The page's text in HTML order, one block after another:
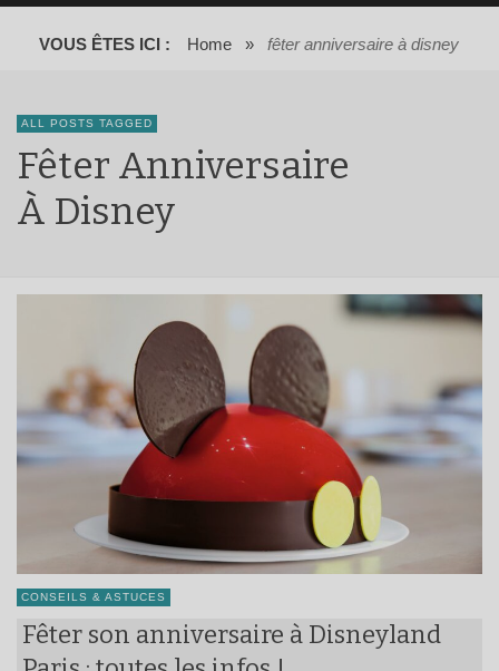
VOUS ÊTES ICI : Home » fêter anniversaire à disney
ALL POSTS TAGGED
Fêter Anniversaire
À Disney
CONSEILS & ASTUCES
Fêter son anniversaire à Disneyland